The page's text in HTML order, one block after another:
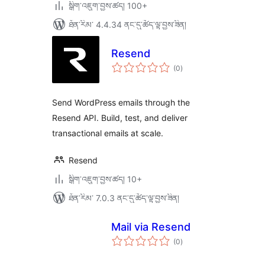
སྒྲིག་འཇུག་བྱས་ཚད། 100+
ཐོན་རིམ་ 4.4.34 ནང་དུ་ཚོད་ལྟ་བྱས་ཟིན།
Resend
(0གདེང་
འཇོག་
)
Send WordPress emails through the
Resend API. Build, test, and deliver
transactional emails at scale.
Resend
སྒྲིག་འཇུག་བྱས་ཚད། 10+
ཐོན་རིམ་ 7.0.3 ནང་དུ་ཚོད་ལྟ་བྱས་ཟིན།
Mail via Resend
(0གདེང་
འཇོག་
)